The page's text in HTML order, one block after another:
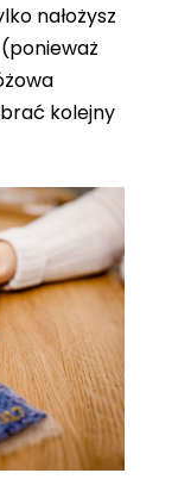
nałożysz
kolejny